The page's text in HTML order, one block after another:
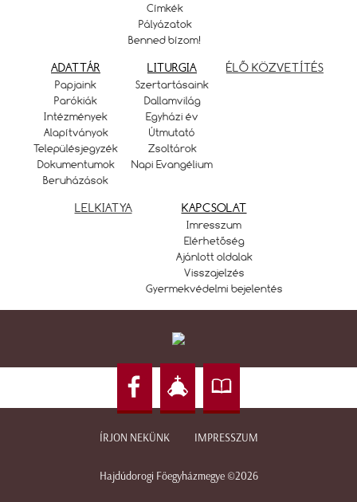
Címkék
Pályázatok
Benned bízom!
ADATTÁR
Papjaink
Parókiák
Intézmények
Alapítványok
Településjegyzék
Dokumentumok
Beruházások
LITURGIA
Szertartásaink
Dallamvilág
Egyházi év
Útmutató
Zsoltárok
Napi Evangélium
ÉLŐ KÖZVETÍTÉS
LELKIATYA KAPCSOLAT
Imresszum
Elérhetőség
Ajánlott oldalak
Visszajelzés
Gyermekvédelmi bejelentés
ÍRJON NEKÜNK IMPRESSZUM
Hajdúdorogi Főegyházmegye ©2026